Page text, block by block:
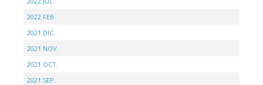
2022 FEB.
2021 DIC.
2021 NOV.
2021 OCT.
2021 SEP.